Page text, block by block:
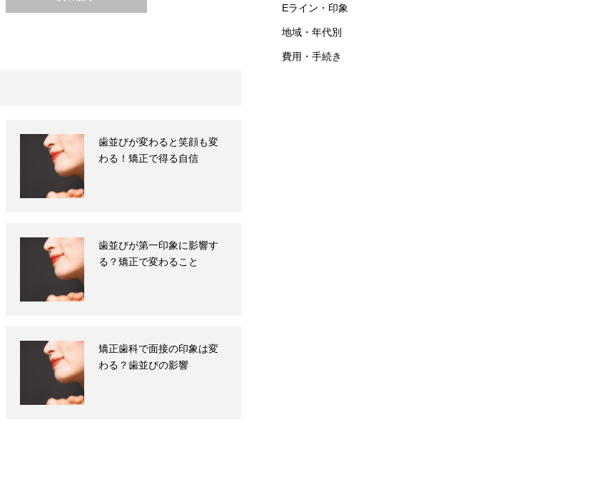
歯並びが変わると笑顔も変
わる！矯正で得る自信
歯並びが第一印象に影響す
る？矯正で変わること
矯正歯科で面接の印象は変
わる？歯並びの影響
Eライン・印象
地域・年代別
費用・手続き